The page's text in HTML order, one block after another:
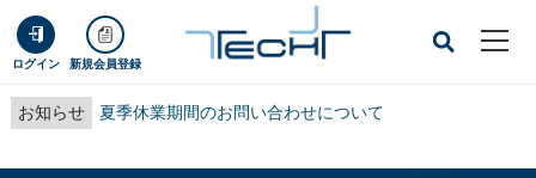
ログイン 新規会員登録
お知らせ 夏季休業期間のお問い合わせについて